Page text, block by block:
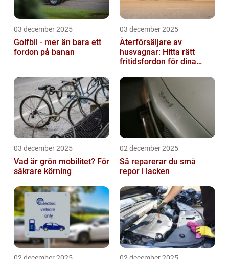
03 december 2025
Golfbil - mer än bara ett
fordon på banan
03 december 2025
Återförsäljare av
husvagnar: Hitta rätt
fritidsfordon för dina
03 december 2025
Vad är grön mobilitet? För
säkrare körning
02 december 2025
Så reparerar du små
repor i lacken